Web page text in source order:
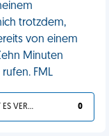
trotzdem,
von einem
Minuten
FML
DU HAST ES VERDIENT 0